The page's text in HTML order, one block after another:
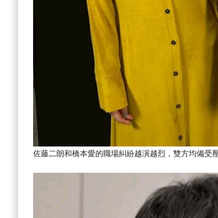
佐藤二朗和橋本愛的職場糾紛越演越烈，雙方均備受